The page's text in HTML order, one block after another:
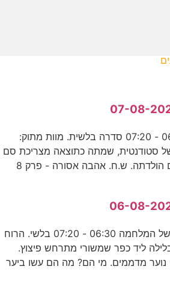
העדים - מוות מתוק 06:30 - 07:20 סדרה בלשית. מוות מתוק:
סטודנטית, שמתה כתוצאה מצריכת סם
מורעל במהלך מסיבת יום הולדתה. ש.ח. אהבה אסורה - פרק 8
העדים - הרוח האחרונה של המלחמה 06:30 - 07:20 בלשי. הרוח
ליד כפר שמשורי מתרחש פיצוץ.
נוער מדממים. מי הם? מה הם עשו ביער